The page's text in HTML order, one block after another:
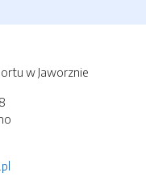
w Jaworznie